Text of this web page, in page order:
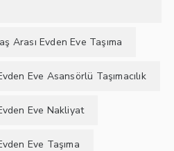
Arası Evden Eve Taşıma
Eve Asansörlü Taşımacılık
Eve Nakliyat
Eve Taşıma